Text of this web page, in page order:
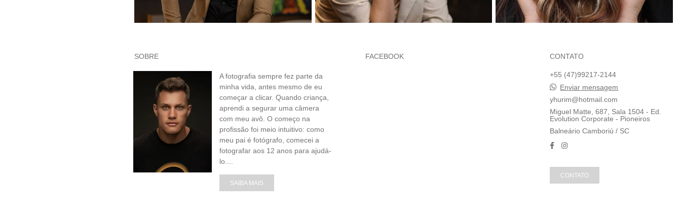
SOBRE
A fotografia sempre fez parte da
minha vida, antes mesmo de eu
começar a clicar. Quando criança,
aprendi a segurar uma câmera
com meu avô. O começo na
profissão foi meio intuitivo: como
meu pai é fotógrafo, comecei a
fotografar aos 12 anos para ajudá-
lo....
SAIBA MAIS
FACEBOOK CONTATO
+55 (47)99217-2144
Enviar mensagem
yhurim@hotmail.com
Miguel Matte, 687, Sala 1504 - Ed.
Evolution Corporate - Pioneiros
Balneário Camboriú / SC
CONTATO